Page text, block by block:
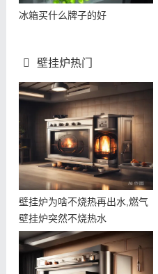
冰箱买什么牌子的好
壁挂炉热门
壁挂炉为啥不烧热再出水,燃气
壁挂炉突然不烧热水